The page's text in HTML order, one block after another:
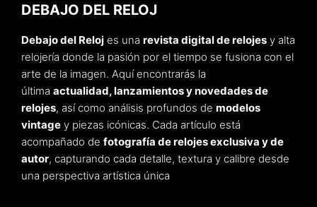
DEBAJO DEL RELOJ
Debajo del Reloj es una revista digital de relojes y alta
relojería donde la pasión por el tiempo se fusiona con el
arte de la imagen. Aquí encontrarás la
última actualidad, lanzamientos y novedades de
relojes, así como análisis profundos de modelos
vintage y piezas icónicas. Cada artículo está
acompañado de fotografía de relojes exclusiva y de
autor, capturando cada detalle, textura y calibre desde
una perspectiva artística única